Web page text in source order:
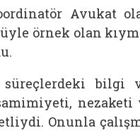
Avukat
örnek olan
bilgi
Onunla